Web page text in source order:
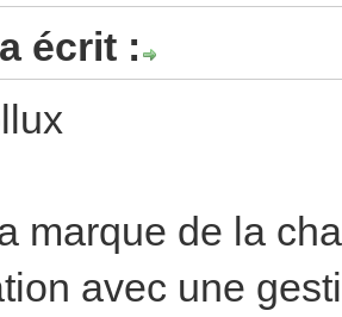
écrit :
marque de la
avec une